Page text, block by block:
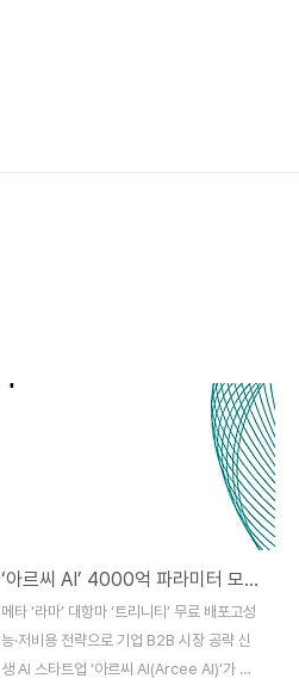
‘아르씨 AI’ 4000억 파라미터 모델 공개… 오픈소스 진영, 빅테크 독점 흔든다
메타 ‘라마’ 대항마 ‘트리니티’ 무료 배포고성
능·저비용 전략으로 기업 B2B 시장 공략 신
생 AI 스타트업 ‘아르씨 AI(Arcee AI)’가 빅